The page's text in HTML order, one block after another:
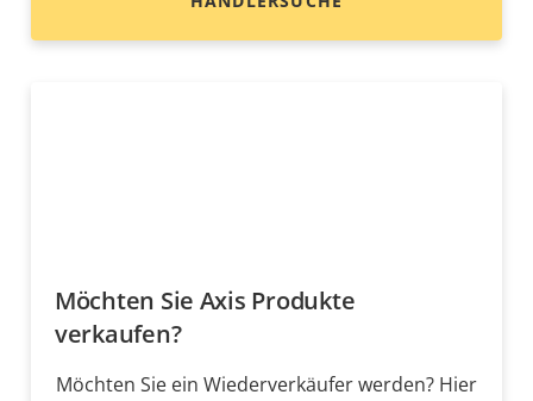
Möchten Sie Axis Produkte
verkaufen?
Möchten Sie ein Wiederverkäufer werden? Hier